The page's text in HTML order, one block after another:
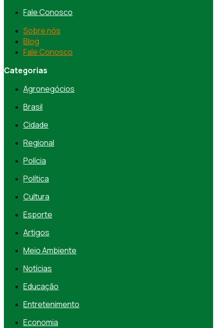
Fale Conosco
Sobre nós
Blog
Fale Conosco
Categorias
Agronegócios
Brasil
Cidade
Regional
Polícia
Política
Cultura
Esporte
Artigos
Meio Ambiente
Notícias
Educação
Entretenimento
Economia